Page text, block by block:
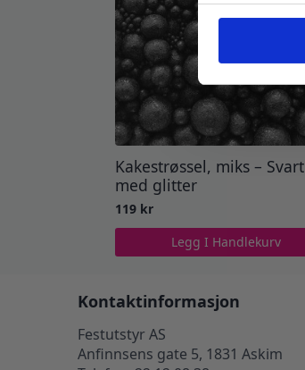
Kakestrøssel, miks – Svart
med glitter
119 kr
Legg I Handlekurv
Kontaktinformasjon
Festutstyr AS
Anfinnsens gate 5, 1831 Askim